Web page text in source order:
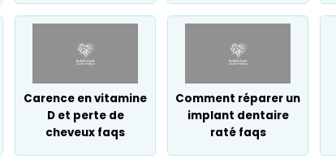
Carence en vitamine
D et perte de
cheveux faqs
Comment réparer un
implant dentaire
raté faqs